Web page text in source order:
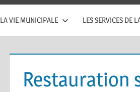
LA VIE MUNICIPALE LES SERVICES DE
Restauration